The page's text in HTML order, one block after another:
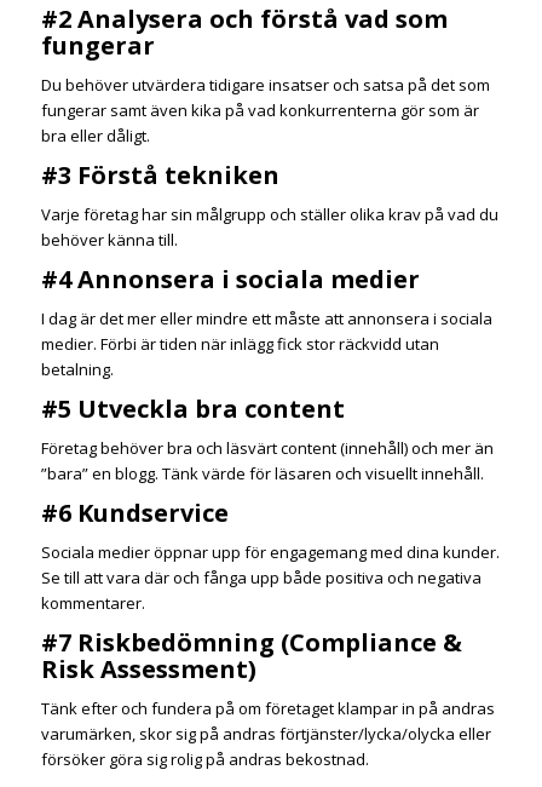
#2 Analysera och förstå vad som
fungerar
Du behöver utvärdera tidigare insatser och satsa på det som
fungerar samt även kika på vad konkurrenterna gör som är
bra eller dåligt.
#3 Förstå tekniken
Varje företag har sin målgrupp och ställer olika krav på vad du
behöver känna till.
#4 Annonsera i sociala medier
I dag är det mer eller mindre ett måste att annonsera i sociala
medier. Förbi är tiden när inlägg fick stor räckvidd utan
betalning.
#5 Utveckla bra content
Företag behöver bra och läsvärt content (innehåll) och mer än
”bara” en blogg. Tänk värde för läsaren och visuellt innehåll.
#6 Kundservice
Sociala medier öppnar upp för engagemang med dina kunder.
Se till att vara där och fånga upp både positiva och negativa
kommentarer.
#7 Riskbedömning (Compliance &
Risk Assessment)
Tänk efter och fundera på om företaget klampar in på andras
varumärken, skor sig på andras förtjänster/lycka/olycka eller
försöker göra sig rolig på andras bekostnad.